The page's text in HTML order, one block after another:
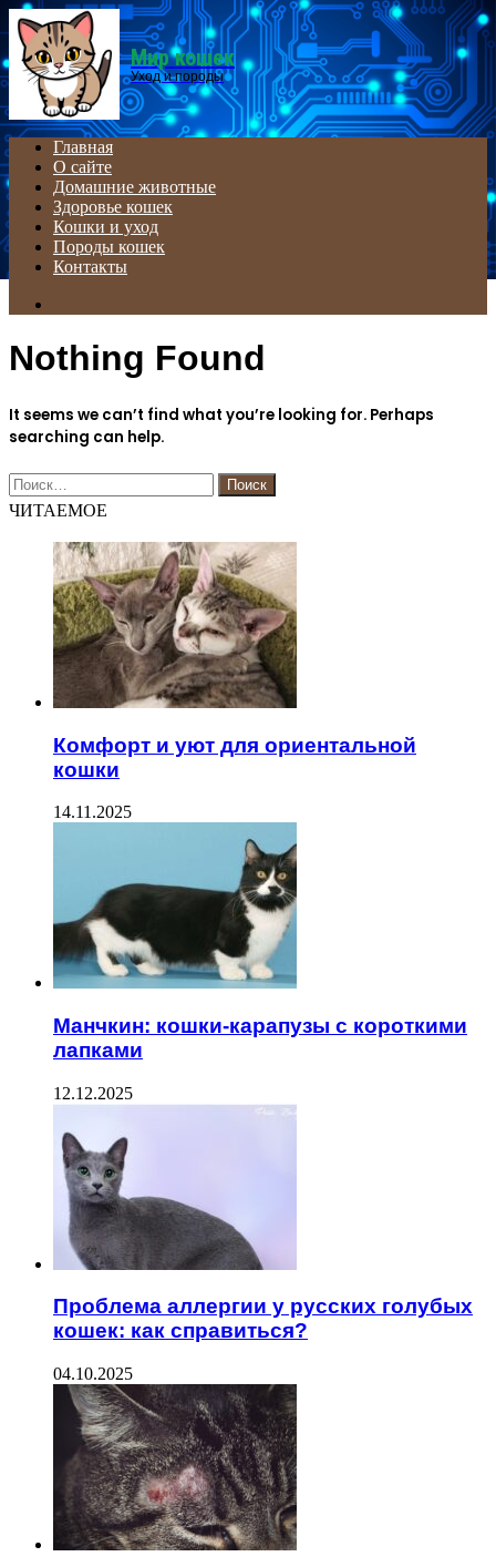
Menu
Мир кошек
Уход и породы
Главная
О сайте
Домашние животные
Здоровье кошек
Кошки и уход
Породы кошек
Контакты
Nothing Found
It seems we can’t find what you’re looking for. Perhaps
searching can help.
Найти:
ЧИТАЕМОЕ
Комфорт и уют для ориентальной
кошки
14.11.2025
Манчкин: кошки-карапузы с короткими
лапками
12.12.2025
Проблема аллергии у русских голубых
кошек: как справиться?
04.10.2025